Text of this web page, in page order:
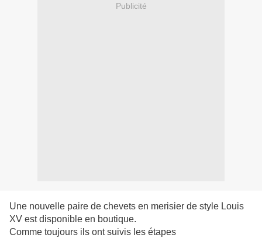
Publicité
Une nouvelle paire de chevets en merisier de style Louis
XV est disponible en boutique.
Comme toujours ils ont suivis les étapes